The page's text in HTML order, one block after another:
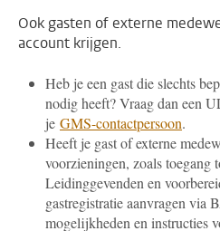
Ook gasten of externe
account krijgen.
Heb je een gast die slechts
nodig heeft? Vraag dan een
je GMS-contactpersoon.
Heeft je gast of externe
voorzieningen, zoals toegang
Leidinggevenden en
gastregistratie aanvragen via
mogelijkheden en instructies